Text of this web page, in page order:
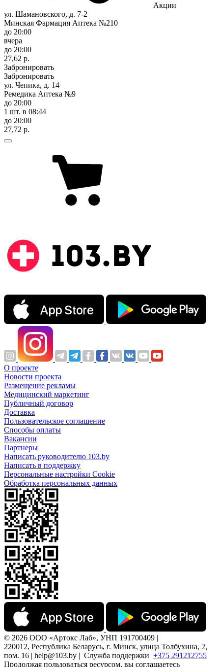
Акции
ул. Шамановского, д. 7-2
Минская Фармация Аптека №210
до 20:00
вчера
до 20:00
27,62 р.
Забронировать
Забронировать
ул. Чепика, д. 14
Ремедика Аптека №9
до 20:00
1 шт. в 08:44
до 20:00
27,72 р.
О проекте
Новости проекта
Размещение рекламы
Медицинский маркетинг
Публичный договор
Доставка
Пользовательское соглашение
Способы оплаты
Вакансии
Партнеры
Написать руководителю 103.by
Написать в поддержку
Персональные настройки Cookie
Обработка персональных данных
© 2026 ООО «Артокс Лаб», УНП 191700409 |
220012, Республика Беларусь, г. Минск, улица Толбухина, 2,
пом. 16 | help@103.by | Служба поддержки +375 291212755
Продолжая пользоваться ресурсом, вы соглашаетесь